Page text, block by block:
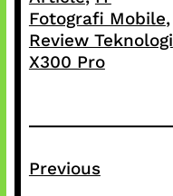
Fotografi Mobile,
Review Teknologi
X300 Pro
Previous